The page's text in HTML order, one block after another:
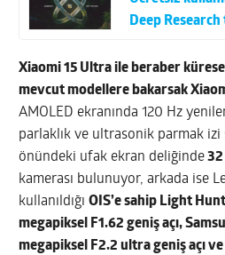
Deep Research
Xiaomi 15 Ultra ile beraber
mevcut modellere bakarsak
AMOLED ekranında 120 Hz
parlaklık ve ultrasonik parmak izi
önündeki ufak ekran deliğinde32
kamerası bulunuyor, arkada ise
kullanıldığıOIS’e sahip Light
megapiksel F1.62 geniş açı,
megapiksel F2.2 ultra geniş açı